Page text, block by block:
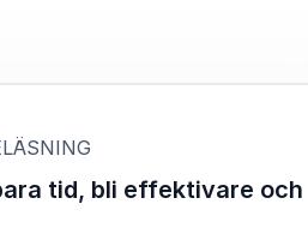
för din kick-off,
eller branschdag.
ditt liv och din känsla av
tid, bli effektivare och